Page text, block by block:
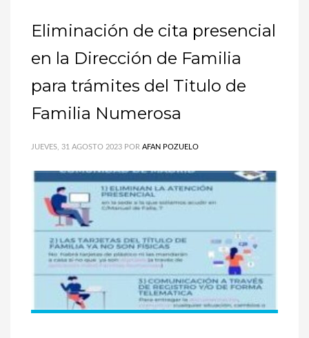
Eliminación de cita presencial
en la Dirección de Familia
para trámites del Titulo de
Familia Numerosa
JUEVES, 31 AGOSTO 2023 POR AFAN POZUELO